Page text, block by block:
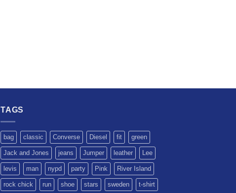
TAGS
bag classic Converse Diesel fit green
Jack and Jones jeans Jumper leather Lee
levis man nypd party Pink River Island
rock chick run shoe stars sweden t-shirt